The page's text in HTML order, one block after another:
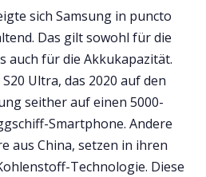
sich Samsung in puncto
Das gilt sowohl für die
auch für die Akkukapazität.
Ultra, das 2020 auf den
seither auf einen 5000-
Smartphone. Andere
aus China, setzen in ihren
Technologie. Diese